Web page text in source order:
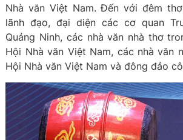
Nhà văn Việt Nam. Đến với đêm
lãnh đạo, đại diện các cơ quan
Quảng Ninh, các nhà văn nhà thơ
Hội Nhà văn Việt Nam, các nhà văn
Hội Nhà văn Việt Nam và đông đảo